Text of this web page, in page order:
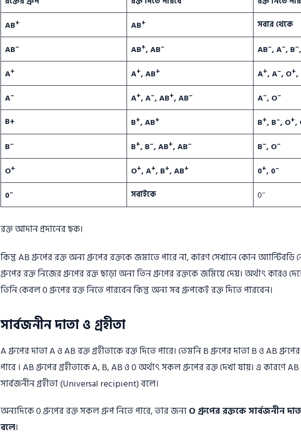
AB+ AB+
সবার থেকে
AB– AB+, AB– AB–, A–, B–
A+ A+, AB+ A+, A–, O+,
A– A+, A–, AB+, AB– A–, O–
B+ B+, AB+ B+, B–, O+,
B– B+, B–, AB+, AB– B–, O–
O+ O+, A+, B+, AB+ 0+, 0–
0– সবাইকে 0–
রক্ত আদান প্রদানের ছক।
কিন্তু AB গ্রুপের রক্ত অন্য গ্রুপের রক্তকে জমাতে পারে না, কারণ সেখানে কোন অ্যান্টিবডি
গ্রুপের রক্ত নিজের গ্রুপের রক্ত ছাড়া অন্য তিন গ্রুপের রক্তকে জমিয়ে দেয়। অর্থাৎ কারও
তিনি কেবল 0 গ্রুপের রক্ত নিতে পারবেন কিন্তু অন্য সব গ্রুপকেই রক্ত দিতে পারবেন।
সার্বজনীন দাতা ও গ্রহীতা
A গ্রুপের দাতা A ও AB রক্ত গ্রহীতাকে রক্ত দিতে পারে। তেমনি B গ্রুপের দাতা B ও AB
পারে । AB গ্রুপের গ্রহীতাকে A, B, AB ও 0 অর্থাৎ সকল গ্রুপের রক্ত দেখা যায়। এ কারণে
সার্বজনীন গ্রহীতা (Universal recipient) বলে।
অন্যদিকে 0 গ্রুপের রক্ত সকল গ্রুপ নিতে পারে, তার জন্যO গ্রুপের রক্তকে সার্বজনীন
বলে।